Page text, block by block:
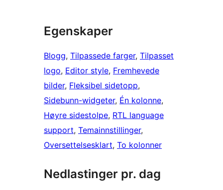
Egenskaper
Blogg, Tilpassede farger, Tilpasset
logo, Editor style, Fremhevede
bilder, Fleksibel sidetopp
Sidebunn-widgeter, Én kolonne
Høyre sidestolpe, RTL language
support, Temainnstillinger
Oversettelsesklart, To kolonner
Nedlastinger pr. dag